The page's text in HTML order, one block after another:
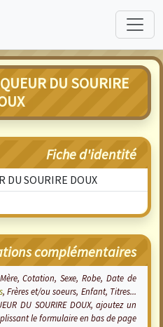
DU SOURIRE
Fiche d'identité
SOURIRE DOUX
complémentaires
Cotation, Sexe, Robe, Date de
, Frères et/ou soeurs, Enfant, Titres...
DU SOURIRE DOUX, ajoutez un
le formulaire en bas de page